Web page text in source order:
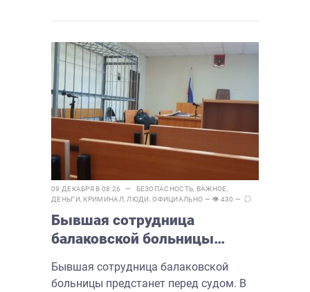
09 ДЕКАБРЯ В 08:26 — БЕЗОПАСНОСТЬ ВАЖНОЕ
ДЕНЬГИ, КРИМИНАЛ ЛЮДИ ,ОФИЦИАЛЬНО — 👁 430 —
Бывшая сотрудница
балаковской больницы
Бывшая сотрудница балаковской
больницы предстанет перед судом. В